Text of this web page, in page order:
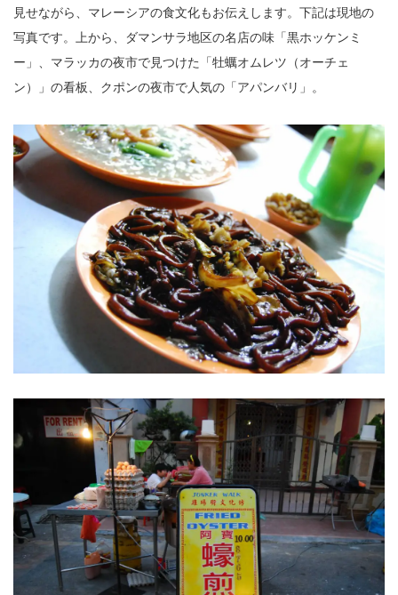
見せながら、マレーシアの食文化もお伝えします。下記は現地の
写真です。上から、ダマンサラ地区の名店の味「黒ホッケンミ
ー」、マラッカの夜市で見つけた「牡蠣オムレツ（オーチェ
ン）」の看板、クポンの夜市で人気の「アパンバリ」。